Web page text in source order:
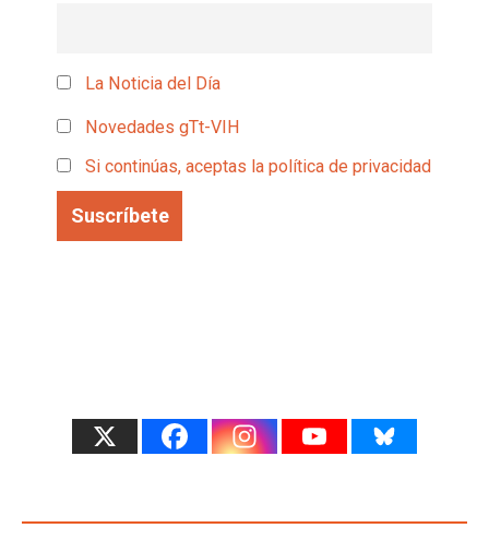
La Noticia del Día
Novedades gTt-VIH
Si continúas, aceptas la política de privacidad